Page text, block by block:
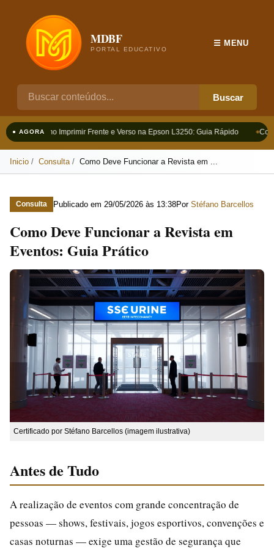
MDBF
PORTAL EDUCATIVO
Buscar
☰ MENU
● AGORAComo Imprimir Frente e Verso na Epson L3250: Guia Rápido
Inicio Consulta Como Deve Funcionar a Revista em ...
Consulta Publicado em 29/05/2026 às 13:38Por Stéfano Barcellos
Como Deve Funcionar a Revista em
Eventos: Guia Prático
Certificado por Stéfano Barcellos (imagem ilustrativa)
Antes de Tudo
A realização de eventos com grande concentração de
pessoas — shows, festivais, jogos esportivos, convenções e
casas noturnas — exige uma gestão de segurança que